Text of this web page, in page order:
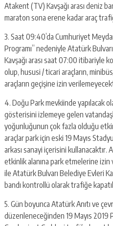
Atakent (TV) Kavşağı arası deniz
maraton sona erene kadar araç
3. Saat 09:40’da Cumhuriyet
Programı” nedeniyle Atatürk
Kavşağı arası saat 07:00 itibariyle
olup, hususi / ticari araçların,
araçların geçişine izin
4. Doğu Park mevkiinde yapılacak
gösterisini izlemeye gelen
yoğunluğunun çok fazla olduğu
araçlar park için eski 19 Mayıs
arkası sanayi içerisini kullanacaktır.
etkinlik alanına park etmelerine
ile Atatürk Bulvarı Belediye Evleri
bandı kontrollü olarak trafiğe
5. Gün boyunca Atatürk Anıtı ve
düzenleneceğinden 19 Mayıs 2019